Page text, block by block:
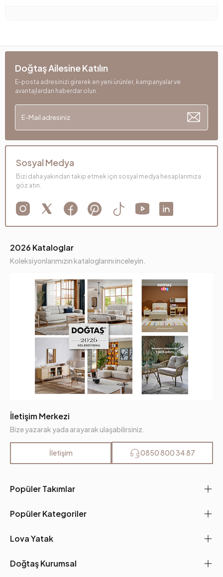
Popüler Takımlar
Popüler Kategoriler
Lova Yatak
Doğtaş Kurumsal
2026 Kataloglar
Koleksiyonlarımızın kataloglarını inceleyin.
İletişim Merkezi
Bize yazarak yada arayarak ulaşabilirsiniz.
İletişim 0850 800 34 87
Doğtaş Ailesine Katılın
E-posta adresinizi girerek en yeni ürünler, kampanyalar ve
avantajlardan haberdar olun.
Sosyal Medya
Bizi daha yakından takip etmek için sosyal medya hesaplarımıza
göz atın.